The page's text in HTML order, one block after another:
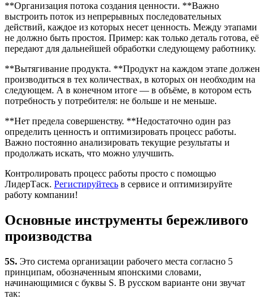
**Организация потока создания ценности. **Важно
выстроить поток из непрерывных последовательных
действий, каждое из которых несет ценность. Между этапами
не должно быть простоя. Пример: как только деталь готова, её
передают для дальнейшей обработки следующему работнику.
**Вытягивание продукта. **Продукт на каждом этапе должен
производиться в тех количествах, в которых он необходим на
следующем. А в конечном итоге — в объёме, в котором есть
потребность у потребителя: не больше и не меньше.
**Нет предела совершенству. **Недостаточно один раз
определить ценность и оптимизировать процесс работы.
Важно постоянно анализировать текущие результаты и
продолжать искать, что можно улучшить.
Контролировать процесс работы просто с помощью
ЛидерТаск. Регистируйтесь в сервисе и оптимизируйте
работу компании!
Основные инструменты бережливого
производства
5S. Это система организации рабочего места согласно 5
принципам, обозначенным японскими словами,
начинающимися с буквы S. В русском варианте они звучат
так: